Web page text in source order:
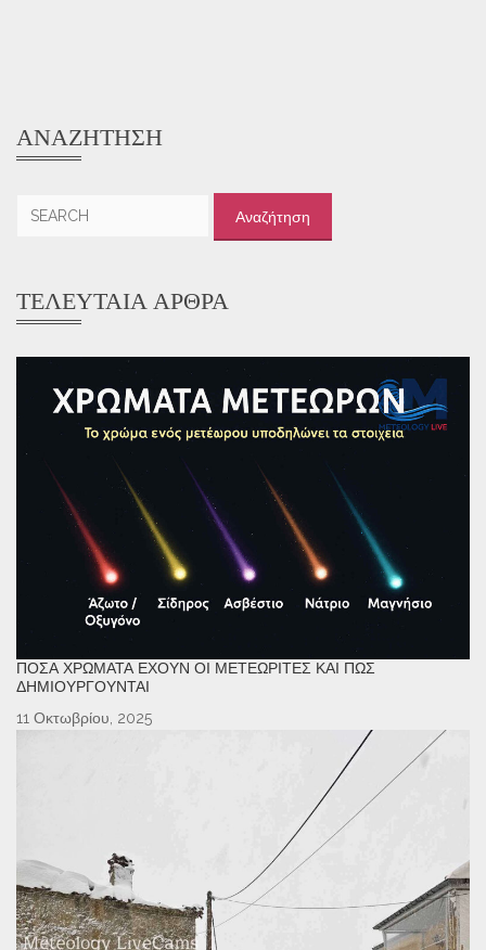
ΑΝΑΖΉΤΗΣΗ
ΤΕΛΕΥΤΑΊΑ ΆΡΘΡΑ
ΠΌΣΑ ΧΡΏΜΑΤΑ ΈΧΟΥΝ ΟΙ ΜΕΤΕΩΡΊΤΕΣ ΚΑΙ ΠΏΣ
ΔΗΜΙΟΥΡΓΟΎΝΤΑΙ
11 Οκτωβρίου, 2025